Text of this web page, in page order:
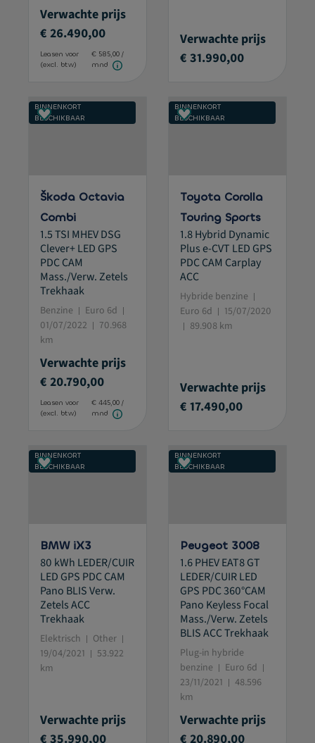
Verwachte prijs
€ 26.490,00
Leasen voor
(excl. btw)
€ 585,00 /
mnd
Verwachte prijs
€ 31.990,00
BINNENKORT
BESCHIKBAAR
Škoda Octavia
Combi
1.5 TSI MHEV DSG
Clever+ LED GPS
PDC CAM
Mass./Verw. Zetels
Trekhaak
Benzine
Euro 6d
01/07/2022
70.968
km
Verwachte prijs
€ 20.790,00
Leasen voor
(excl. btw)
€ 445,00 /
mnd
BINNENKORT
BESCHIKBAAR
Toyota Corolla
Touring Sports
1.8 Hybrid Dynamic
Plus e-CVT LED GPS
PDC CAM Carplay
ACC
Hybride benzine
Euro 6d
15/07/2020
89.908 km
Verwachte prijs
€ 17.490,00
BINNENKORT
BESCHIKBAAR
BMW iX3
80 kWh LEDER/CUIR
LED GPS PDC CAM
Pano BLIS Verw.
Zetels ACC
Trekhaak
Elektrisch
Other
19/04/2021
53.922
km
Verwachte prijs
€ 35.990,00
BINNENKORT
BESCHIKBAAR
Peugeot 3008
1.6 PHEV EAT8 GT
LEDER/CUIR LED
GPS PDC 360°CAM
Pano Keyless Focal
Mass./Verw. Zetels
BLIS ACC Trekhaak
Plug-in hybride
benzine
Euro 6d
23/11/2021
48.596
km
Verwachte prijs
€ 20.890,00